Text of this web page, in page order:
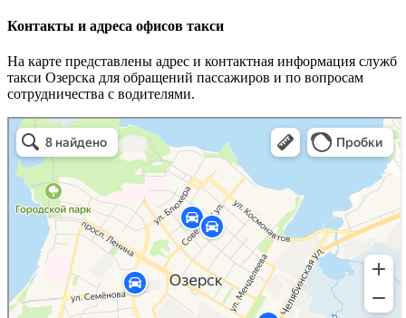
Контакты и адреса офисов такси
На карте представлены адрес и контактная информация служб
такси Озерска для обращений пассажиров и по вопросам
сотрудничества с водителями.